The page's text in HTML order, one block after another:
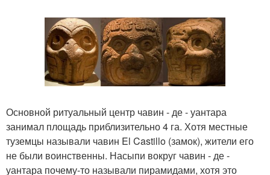
Основной ритуальный центр чавин - де - уантара
занимал площадь приблизительно 4 га. Хотя местные
туземцы называли чавин El Castillo (замок), жители его
не были воинственны. Насыпи вокруг чавин - де -
уантара почему-то называли пирамидами, хотя это